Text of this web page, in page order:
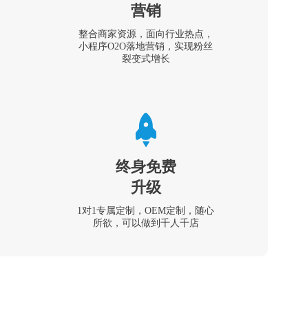
营销
整合商家资源，面向行业热点，
小程序O2O落地营销，实现粉丝
裂变式增长
终身免费
升级
1对1专属定制，OEM定制，随心
所欲，可以做到千人千店